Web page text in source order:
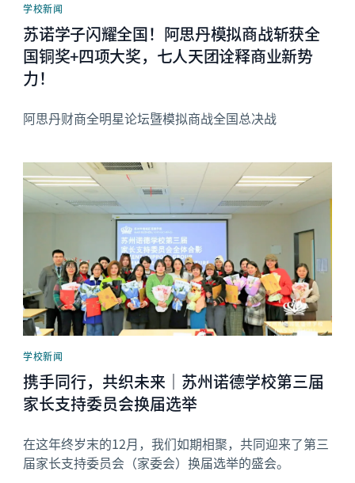
学校新闻
苏诺学子闪耀全国！阿思丹模拟商战斩获全
国铜奖+四项大奖，七人天团诠释商业新势
力！
阿思丹财商全明星论坛暨模拟商战全国总决战
News image
学校新闻
携手同行，共织未来｜苏州诺德学校第三届
家长支持委员会换届选举
在这年终岁末的12月，我们如期相聚，共同迎来了第三
届家长支持委员会（家委会）换届选举的盛会。